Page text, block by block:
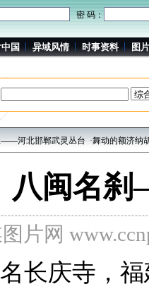
密 码：
国 异域风情 时事资料 图
武灵丛台 ·舞动的额济纳胡杨 坚韧依
八闽名
片网
庆寺，福